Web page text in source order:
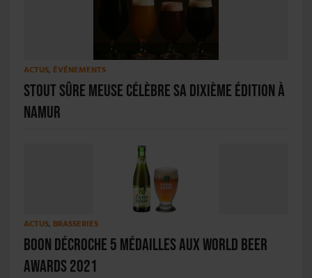
ACTUS, ÉVÉNEMENTS
Stout Sûre Meuse célèbre sa dixième édition à
Namur
ACTUS, BRASSERIES
Boon décroche 5 médailles aux World Beer
Awards 2021